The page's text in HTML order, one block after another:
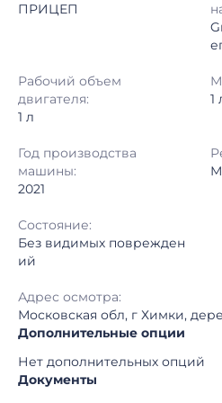
Шаг торгов: 50
Регион:
ПРИЦЕП
Рабочий объем
двигателя:
1 л
1
Год производства
машины:
2021
Состояние:
Без видимых поврежден
ий
Адрес осмотра:
Московская обл, г Химки,
Дополнительные опции
Нет дополнительных опций
Документы